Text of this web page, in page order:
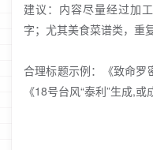
建议：内容尽量经过加
字；尤其美食菜谱类，重
合理标题示例：《致命罗
《18号台风“泰利”生成,或